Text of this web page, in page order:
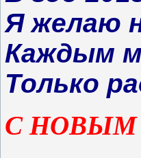
Я желаю
Каждым
Только
С